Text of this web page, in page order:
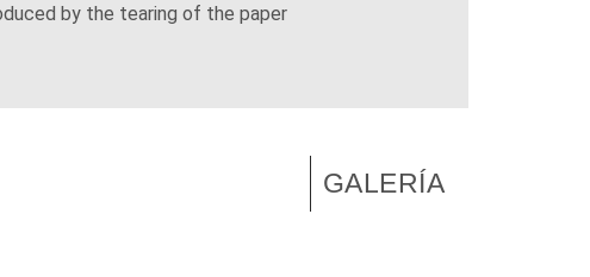
by the tearing of the paper
GALERÍA